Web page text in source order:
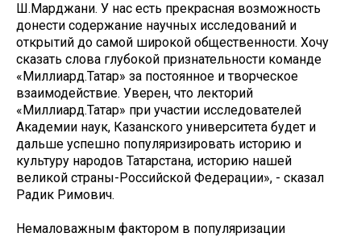
Ш.Марджани. У нас есть прекрасная возможность
донести содержание научных исследований и
открытий до самой широкой общественности. Хочу
сказать слова глубокой признательности команде
«Миллиард.Татар» за постоянное и творческое
взаимодействие. Уверен, что лекторий
«Миллиард.Татар» при участии исследователей
Академии наук, Казанского университета будет и
дальше успешно популяризировать историю и
культуру народов Татарстана, историю нашей
великой страны-Российской Федерации», - сказал
Радик Римович.
Немаловажным фактором в популяризации